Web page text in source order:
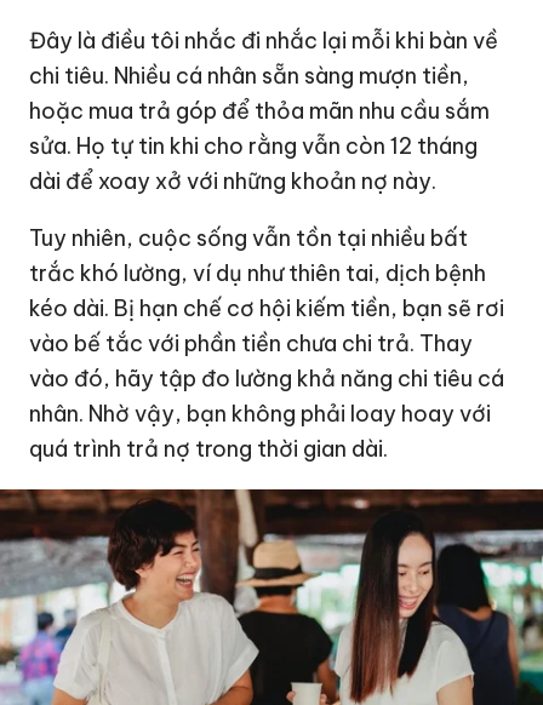
Đây là điều tôi nhắc đi nhắc lại mỗi khi bàn về
chi tiêu. Nhiều cá nhân sẵn sàng mượn tiền,
hoặc mua trả góp để thỏa mãn nhu cầu sắm
sửa. Họ tự tin khi cho rằng vẫn còn 12 tháng
dài để xoay xở với những khoản nợ này.
Tuy nhiên, cuộc sống vẫn tồn tại nhiều bất
trắc khó lường, ví dụ như thiên tai, dịch bệnh
kéo dài. Bị hạn chế cơ hội kiếm tiền, bạn sẽ rơi
vào bế tắc với phần tiền chưa chi trả. Thay
vào đó, hãy tập đo lường khả năng chi tiêu cá
nhân. Nhờ vậy, bạn không phải loay hoay với
quá trình trả nợ trong thời gian dài.